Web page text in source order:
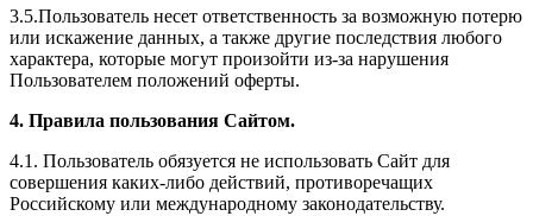
3.5.Пользователь несет ответственность за возможную потерю
или искажение данных, а также другие последствия любого
характера, которые могут произойти из-за нарушения
Пользователем положений оферты.
4. Правила пользования Сайтом.
4.1. Пользователь обязуется не использовать Сайт для
совершения каких-либо действий, противоречащих
Российскому или международному законодательству.